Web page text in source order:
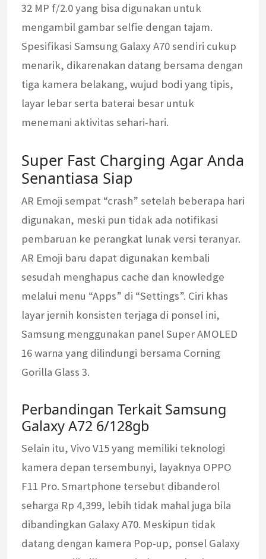
32 MP f/2.0 yang bisa digunakan untuk
mengambil gambar selfie dengan tajam.
Spesifikasi Samsung Galaxy A70 sendiri cukup
menarik, dikarenakan datang bersama dengan
tiga kamera belakang, wujud bodi yang tipis,
layar lebar serta baterai besar untuk
menemani aktivitas sehari-hari.
Super Fast Charging Agar Anda
Senantiasa Siap
AR Emoji sempat “crash” setelah beberapa hari
digunakan, meski pun tidak ada notifikasi
pembaruan ke perangkat lunak versi teranyar.
AR Emoji baru dapat digunakan kembali
sesudah menghapus cache dan knowledge
melalui menu “Apps” di “Settings”. Ciri khas
layar jernih konsisten terjaga di ponsel ini,
Samsung menggunakan panel Super AMOLED
16 warna yang dilindungi bersama Corning
Gorilla Glass 3.
Perbandingan Terkait Samsung
Galaxy A72 6/128gb
Selain itu, Vivo V15 yang memiliki teknologi
kamera depan tersembunyi, layaknya OPPO
F11 Pro. Smartphone tersebut dibanderol
seharga Rp 4,399, lebih tidak mahal juga bila
dibandingkan Galaxy A70. Meskipun tidak
datang dengan kamera Pop-up, ponsel Galaxy